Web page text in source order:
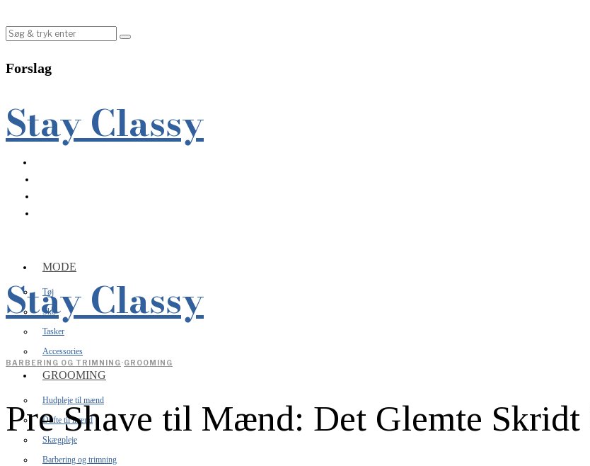
Forslag
Stay Classy
MODE
Tøj
Sko
Tasker
Accessories
GROOMING
Hudpleje til mænd
Dufte til mænd
Skægpleje
Barbering og trimning
Stay Classy
BARBERING OG TRIMNING·GROOMING
Pre Shave til Mænd: Det Glemte Skridt